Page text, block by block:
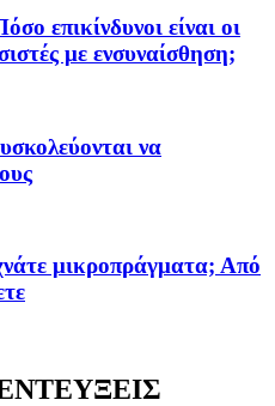
επικίνδυνοι είναι οι
με ενσυναίσθηση;
να
μικροπράγματα; Από